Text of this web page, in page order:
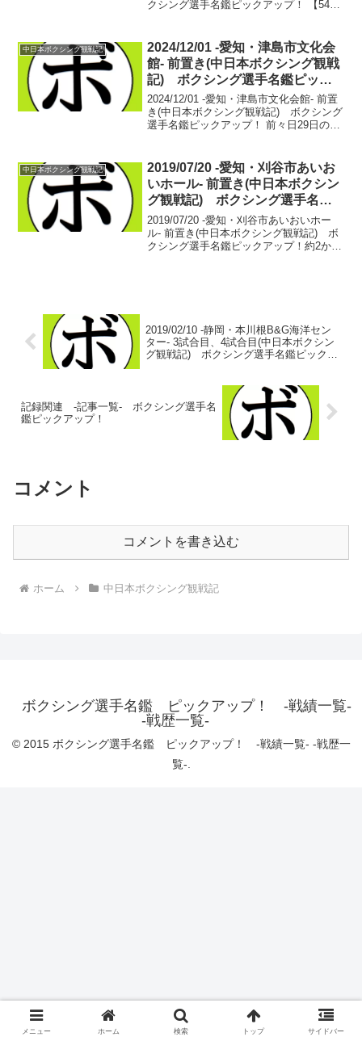
クシング選手名鑑ピックアップ！ 【54kg
スポー対決、出だしか...
中日本ボクシング観戦記
2024/12/01 -愛知・津島市文化会
館- 前置き(中日本ボクシング観戦
記) ボクシング選手名鑑ピック
アップ！
2024/12/01 -愛知・津島市文化会館- 前置
き(中日本ボクシング観戦記) ボクシング
選手名鑑ピックアップ！ 前々日29日の
っと続けてほしいという声ばかり届い...
中日本ボクシング観戦記
2019/07/20 -愛知・刈谷市あいお
いホール- 前置き(中日本ボクシン
グ観戦記) ボクシング選手名鑑
ピックアップ！
2019/07/20 -愛知・刈谷市あいおいホー
ル- 前置き(中日本ボクシング観戦記) ボ
クシング選手名鑑ピックアップ！約2か月
2019/02/10 -静岡・本川根B&G海洋セン
ター- 3試合目、4試合目(中日本ボクシン
グ観戦記) ボクシング選手名鑑ピックア
記録関連 -記事一覧- ボクシング選手名
鑑ピックアップ！
コメント
コメントを書き込む
ホーム 中日本ボクシング観戦記
ボクシング選手名鑑 ピックアップ！ -戦績一覧-
-戦歴一覧-
© 2015 ボクシング選手名鑑 ピックアップ！ -戦績一覧- -戦歴一
覧-.
メニュー ホーム 検索 トップ サイドバー